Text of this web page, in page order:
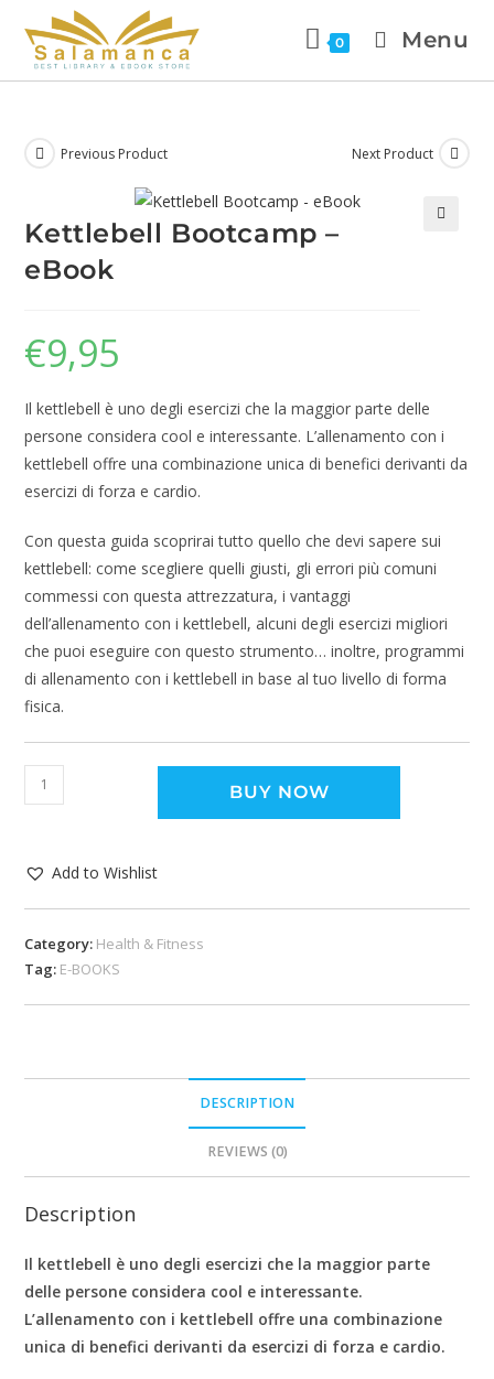
0 Menu
Previous Product Next Product
Kettlebell Bootcamp –
eBook
€9,95
Il kettlebell è uno degli esercizi che la maggior parte delle
persone considera cool e interessante. L’allenamento con i
kettlebell offre una combinazione unica di benefici derivanti da
esercizi di forza e cardio.
Con questa guida scoprirai tutto quello che devi sapere sui
kettlebell: come scegliere quelli giusti, gli errori più comuni
commessi con questa attrezzatura, i vantaggi
dell’allenamento con i kettlebell, alcuni degli esercizi migliori
che puoi eseguire con questo strumento… inoltre, programmi
di allenamento con i kettlebell in base al tuo livello di forma
fisica.
BUY NOW
Add to Wishlist
Category: Health & Fitness
Tag: E-BOOKS
DESCRIPTION
REVIEWS (0)
Description
Il kettlebell è uno degli esercizi che la maggior parte
delle persone considera cool e interessante.
L’allenamento con i kettlebell offre una combinazione
unica di benefici derivanti da esercizi di forza e cardio.